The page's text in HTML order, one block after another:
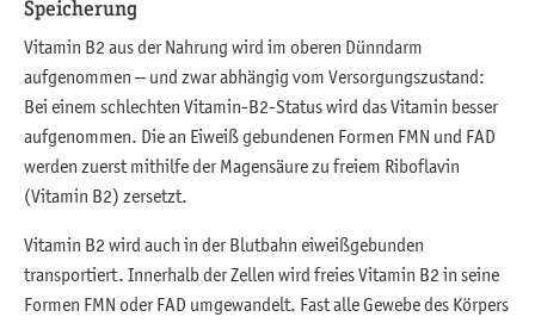
Speicherung
Vitamin B2 aus der Nahrung wird im oberen Dünndarm
aufgenommen – und zwar abhängig vom Versorgungszustand:
Bei einem schlechten Vitamin-B2-Status wird das Vitamin besser
aufgenommen. Die an Eiweiß gebundenen Formen FMN und FAD
werden zuerst mithilfe der Magensäure zu freiem Riboflavin
(Vitamin B2) zersetzt.
Vitamin B2 wird auch in der Blutbahn eiweißgebunden
transportiert. Innerhalb der Zellen wird freies Vitamin B2 in seine
Formen FMN oder FAD umgewandelt. Fast alle Gewebe des Körpers